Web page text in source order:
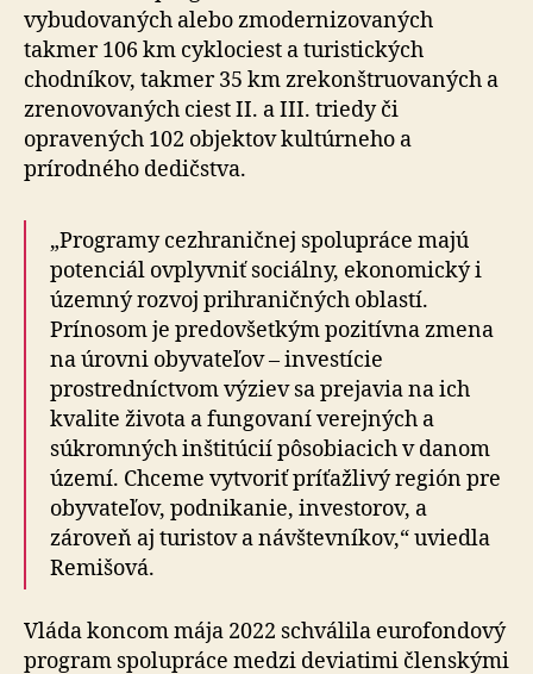
vybudovaných alebo zmodernizovaných
takmer 106 km cyklociest a turistických
chodníkov, takmer 35 km zrekonštruovaných a
zrenovovaných ciest II. a III. triedy či
opravených 102 objektov kultúrneho a
prírodného dedičstva.
„Programy cezhraničnej spolupráce majú
potenciál ovplyvniť sociálny, ekonomický i
územný rozvoj prihraničných oblastí.
Prínosom je predovšetkým pozitívna zmena
na úrovni obyvateľov – investície
prostredníctvom výziev sa prejavia na ich
kvalite života a fungovaní verejných a
súkromných inštitúcií pôsobiacich v danom
území. Chceme vytvoriť príťažlivý región pre
obyvateľov, podnikanie, investorov, a
zároveň aj turistov a návštevníkov,“ uviedla
Remišová.
Vláda koncom mája 2022 schválila eurofondový
program spolupráce medzi deviatimi členskými